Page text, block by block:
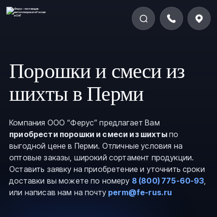
Порошки и смеси из
шихты в Перми
Компания ООО “Ферус” предлагает Вам
приобрести порошки и смеси из шихты по
выгодной цене в Перми. Отличные условия на
оптовые заказы, широкий сортамент продукции.
Оставить заявку на приобретение и уточнить сроки
доставки вы можете по номеру 8 (800) 775-60-93,
или написав нам на почту perm@fe-rus.ru